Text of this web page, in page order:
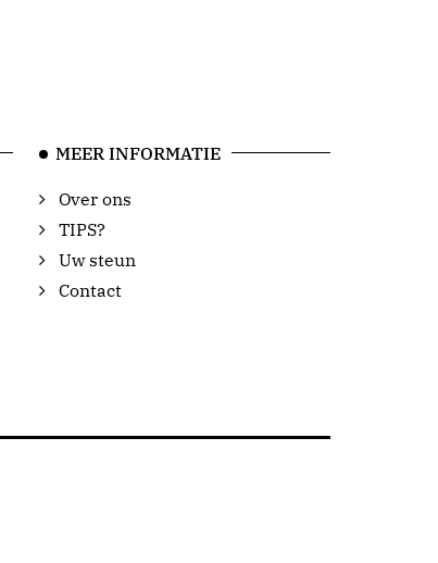
MEER INFORMATIE
Over ons
TIPS?
Uw steun
Contact